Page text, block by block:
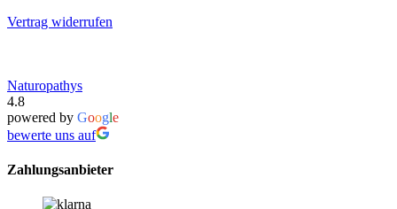
Vertrag widerrufen
Naturopathys
4.8
powered by Google
bewerte uns auf
Zahlungsanbieter